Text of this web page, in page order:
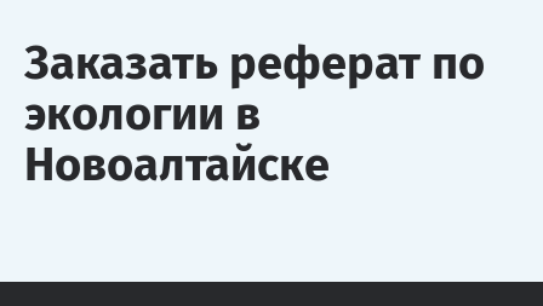
Заказать реферат по
экологии в
Новоалтайске